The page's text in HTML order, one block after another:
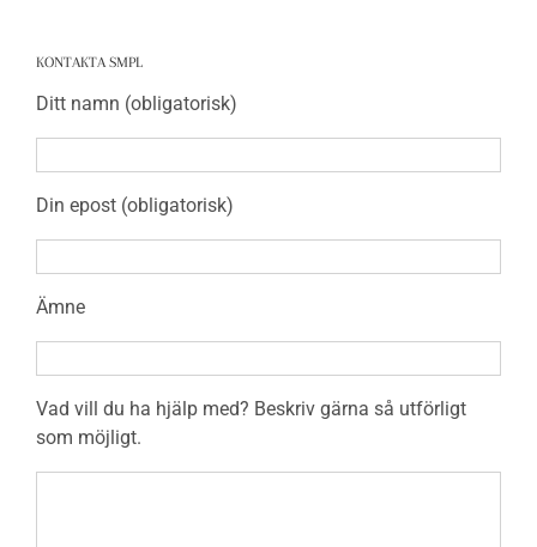
KONTAKTA SMPL
Ditt namn (obligatorisk)
Din epost (obligatorisk)
Ämne
Vad vill du ha hjälp med? Beskriv gärna så utförligt
som möjligt.